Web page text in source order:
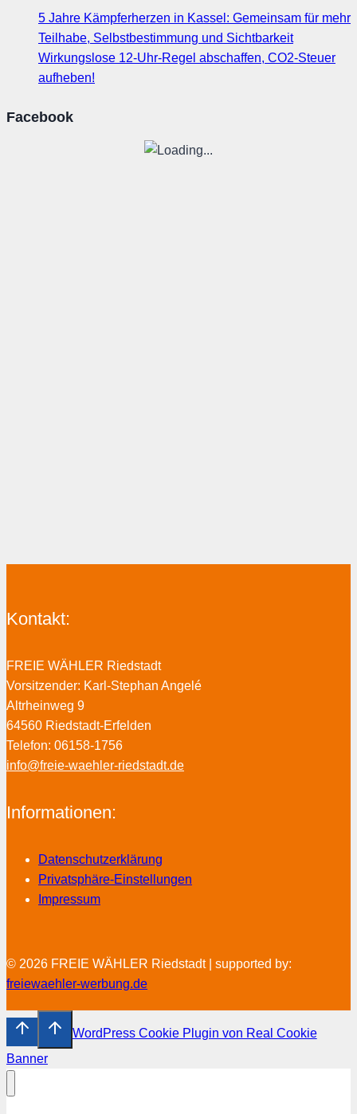
5 Jahre Kämpferherzen in Kassel: Gemeinsam für mehr
Teilhabe, Selbstbestimmung und Sichtbarkeit
Wirkungslose 12-Uhr-Regel abschaffen, CO2-Steuer
aufheben!
Facebook
Kontakt:
FREIE WÄHLER Riedstadt
Vorsitzender: Karl-Stephan Angelé
Altrheinweg 9
64560 Riedstadt-Erfelden
Telefon: 06158-1756
info@freie-waehler-riedstadt.de
Informationen:
Datenschutzerklärung
Privatsphäre-Einstellungen
Impressum
© 2026 FREIE WÄHLER Riedstadt | supported by:
freiewaehler-werbung.de
WordPress Cookie Plugin von Real Cookie
Banner